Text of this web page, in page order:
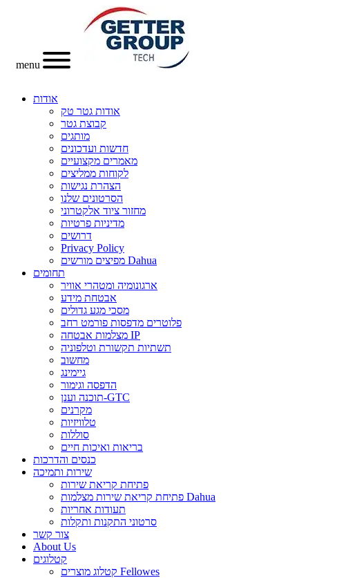
menu
אודות
אודות גטר טק
קבוצת גטר
מותגים
חדשות ועדכונים
מאמרים מקצועיים
לקוחות ממליצים
הצהרת נגישות
הסרטונים שלנו
מחזור ציוד אלקטרוני
מדיניות פרטיות
דרושים
Privacy Policy
מפיצים מורשים Dahua
תחומים
ארגונומיה ומטהרי אוויר
אבטחת מידע
מסכי מגע גדולים
פלוטרים מדפסות פורמט רחב
מצלמות אבטחה IP
תשתיות תקשורת וטלפוניה
מחשוב
גיימינג
הדפסה וגימור
תוכנה וענן-GTC
מקרנים
טלוויזיות
סוללות
בריאות ואיכות חיים
כנסים והדרכות
שירות ותמיכה
פתיחת קריאת שירות
פתיחת קריאת שירות מצלמות Dahua
תעודות אחריות
סרטוני התקנות ותקלות
צור קשר
About Us
קטלוגים
קטלוג מוצרים Fellowes